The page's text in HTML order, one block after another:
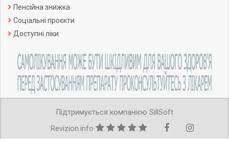
Пенсійна знижка
Соціальні проєкти
Доступні ліки
Підтримується компанією SillSoft
Revizion.info